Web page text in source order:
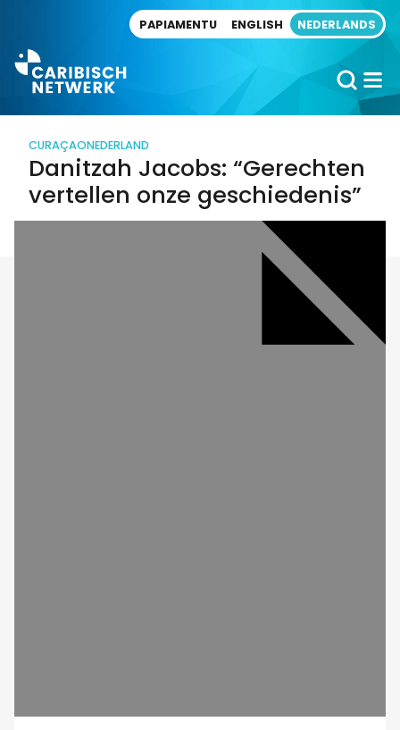
PAPIAMENTU ENGLISH NEDERLANDS
CURAÇAONEDERLAND
Danitzah Jacobs: “Gerechten
vertellen onze geschiedenis”